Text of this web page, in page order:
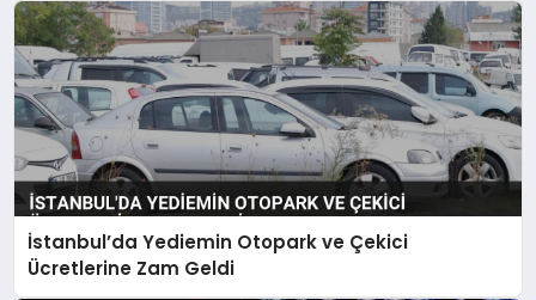
İstanbul’da Yediemin Otopark ve Çekici
Ücretlerine Zam Geldi